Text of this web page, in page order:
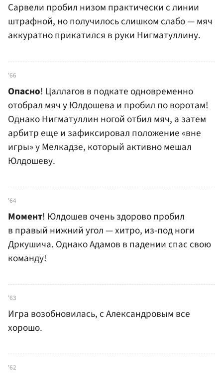
Сарвели пробил низом практически с линии
штрафной, но получилось слишком слабо — мяч
аккуратно прикатился в руки Нигматуллину.
'66
Опасно! Цаллагов в подкате одновременно
отобрал мяч у Юлдошева и пробил по воротам!
Однако Нигматуллин ногой отбил мяч, а затем
арбитр еще и зафиксировал положение «вне
игры» у Мелкадзе, который активно мешал
Юлдошеву.
'64
Момент! Юлдошев очень здорово пробил
в правый нижний угол — хитро, из-под ноги
Дркушича. Однако Адамов в падении спас свою
команду!
'63
Игра возобновилась, с Александровым все
хорошо.
'62